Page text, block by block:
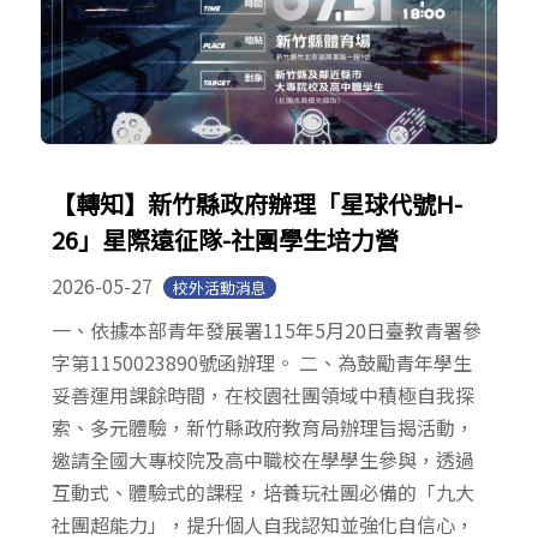
【轉知】新竹縣政府辦理「星球代號H-
26」星際遠征隊-社團學生培力營
2026-05-27 校外活動消息
一、依據本部青年發展署115年5月20日臺教青署參
字第1150023890號函辦理。 二、為鼓勵青年學生
妥善運用課餘時間，在校園社團領域中積極自我探
索、多元體驗，新竹縣政府教育局辦理旨揭活動，
邀請全國大專校院及高中職校在學學生參與，透過
互動式、體驗式的課程，培養玩社團必備的「九大
社團超能力」，提升個人自我認知並強化自信心，